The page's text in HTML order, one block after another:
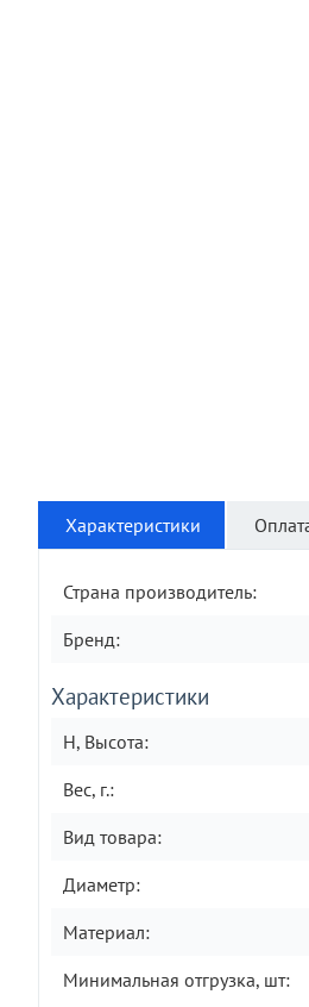
Характеристики
Страна производитель:
Бренд:
Характеристики
H, Высота:
Вес, г.:
Вид товара:
Диаметр:
Материал:
Минимальная отгрузка, шт: